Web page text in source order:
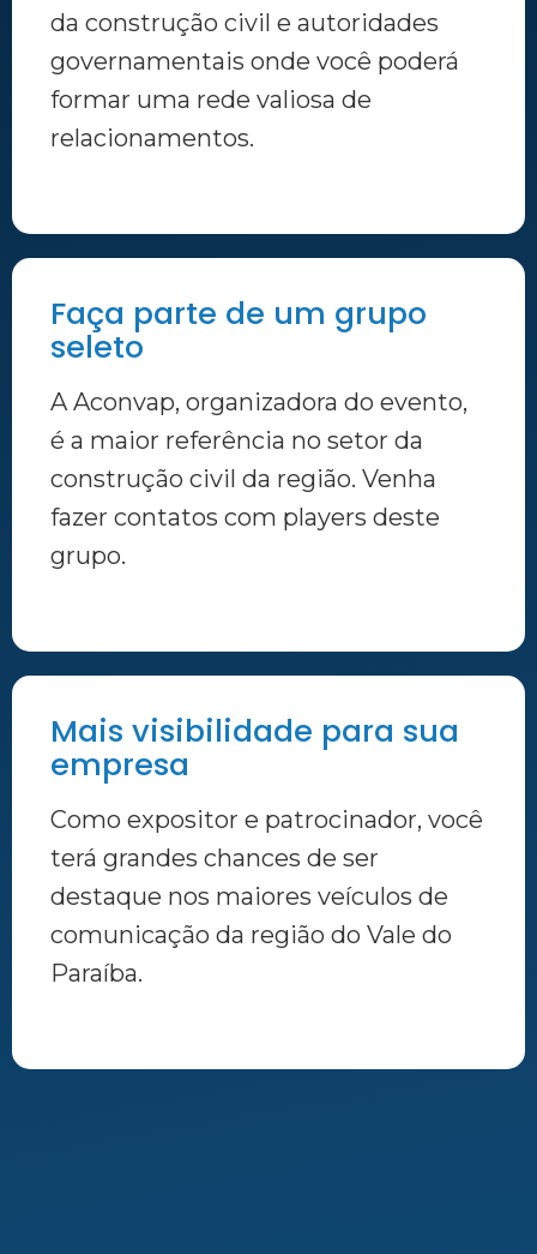
da construção civil e autoridades
governamentais onde você poderá
formar uma rede valiosa de
relacionamentos.
Faça parte de um grupo
seleto
A Aconvap, organizadora do evento,
é a maior referência no setor da
construção civil da região. Venha
fazer contatos com players deste
grupo.
Mais visibilidade para sua
empresa
Como expositor e patrocinador, você
terá grandes chances de ser
destaque nos maiores veículos de
comunicação da região do Vale do
Paraíba.